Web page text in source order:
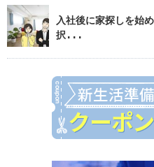
入社後に家探しを始
択...